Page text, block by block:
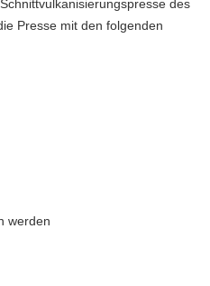
des
Presse mit den folgenden
werden